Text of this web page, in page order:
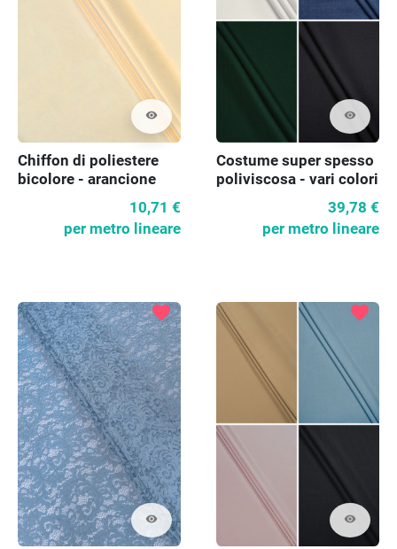
visibility
Chiffon di poliestere
bicolore - arancione
10,71 €
per metro lineare
visibility
Costume super spesso
poliviscosa - vari colori
39,78 €
per metro lineare
visibility
favorite
visibility
favorite